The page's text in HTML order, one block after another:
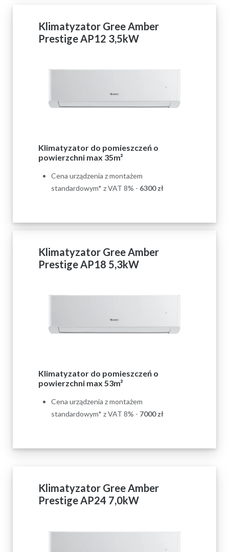
Klimatyzator Gree Amber
Prestige AP12 3,5kW
Klimatyzator do pomieszczeń o
powierzchni max 35m²
Cena urządzenia z montażem
standardowym* z VAT 8% - 6300 zł
Klimatyzator Gree Amber
Prestige AP18 5,3kW
Klimatyzator do pomieszczeń o
powierzchni max 53m²
Cena urządzenia z montażem
standardowym* z VAT 8% - 7000zł
Klimatyzator Gree Amber
Prestige AP24 7,0kW